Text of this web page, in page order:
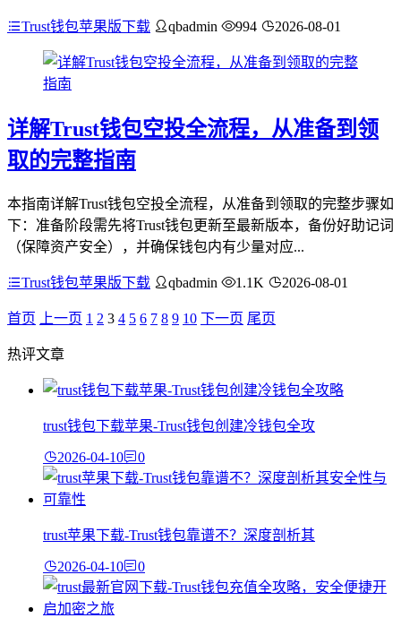
Trust钱包苹果版下载 qbadmin 994 2026-08-01
详解Trust钱包空投全流程，从准备到领
取的完整指南
本指南详解Trust钱包空投全流程，从准备到领取的完整步骤如
下：准备阶段需先将Trust钱包更新至最新版本，备份好助记词
（保障资产安全），并确保钱包内有少量对应...
Trust钱包苹果版下载 qbadmin 1.1K 2026-08-01
首页 上一页 1 2 3 4 5 6 7 8 9 10 下一页 尾页
热评文章
trust钱包下载苹果-Trust钱包创建冷钱包全攻
2026-04-10 0
trust苹果下载-Trust钱包靠谱不？深度剖析其
2026-04-10 0